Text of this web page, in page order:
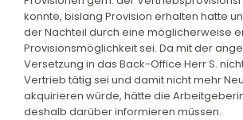
konnte, bislang Provision erhalten hatte
der Nachteil durch eine möglicherweise
Provisionsmöglichkeit sei. Da mit der
Versetzung in das Back-Office Herr S.
Vertrieb tätig sei und damit nicht mehr
akquirieren würde, hätte die
deshalb darüber informieren müssen.